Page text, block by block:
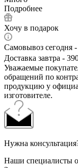
Подробнее
Хочу в подарок
Самовывоз сегодня
Доставка завтра -
Уважаемые
обращений по
продукцию у
изготовителе.
Нужна
Наши специалисты